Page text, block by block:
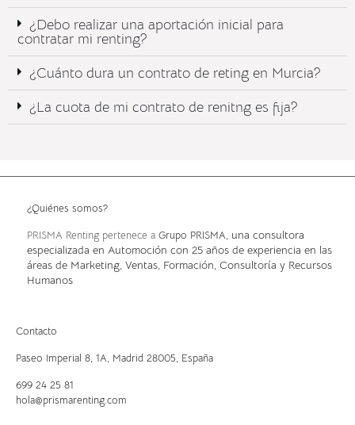
¿Debo realizar una aportación inicial para
contratar mi renting?
¿Cuánto dura un contrato de reting en Murcia?
¿La cuota de mi contrato de renitng es fija?
¿Quiénes somos?
PRISMA Renting pertenece a Grupo PRISMA , una consultora
especializada en Automoción con 25 años de experiencia en las
áreas de Marketing, Ventas, Formación, Consultoría y Recursos
Humanos
Contacto
Paseo Imperial 8, 1A, Madrid 28005, España
699 24 25 81
hola@prismarenting.com